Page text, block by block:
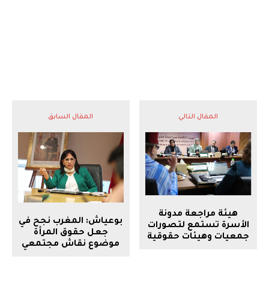
المقال السابق
بوعياش: المغرب نجح في
جعل حقوق المرأة
موضوع نقاش مجتمعي
المقال التالي
هيئة مراجعة مدونة
الأسرة تستمع لتصورات
جمعيات وهيئات حقوقية